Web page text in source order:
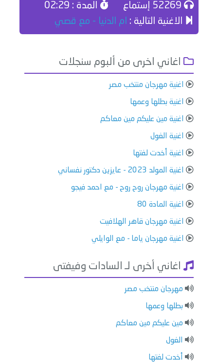
المدة : 02:29
الاغنية التالية : ام الدنيا - مع قصي
اغاني اخرى من ألبوم سنجلات
اغنية مهرجان منتخب مصر
اغنية بطلها وعمها
اغنية مين عليكم مين معاكم
اغنية الغول
اغنية أخدت لفتها
اغنية المولد 2023 - عايزين دكتور نفساني
اغنية مهرجان روح روح - مع احمد فيجو
اغنية المادة 80
اغنية مهرجان قاهر الهلافيت
اغنية مهرجان ياما - مع الوايلي
اغاني أخرى لـ السادات وفيفتى
مهرجان منتخب مصر
بطلها وعمها
مين عليكم مين معاكم
الغول
أخدت لفتها